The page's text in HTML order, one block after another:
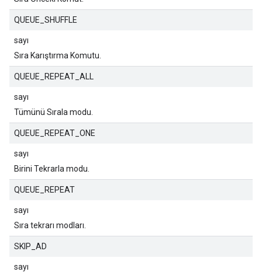
QUEUE_SHUFFLE
sayı
Sıra Karıştırma Komutu.
QUEUE_REPEAT_ALL
sayı
Tümünü Sırala modu.
QUEUE_REPEAT_ONE
sayı
Birini Tekrarla modu.
QUEUE_REPEAT
sayı
Sıra tekrarı modları.
SKIP_AD
sayı